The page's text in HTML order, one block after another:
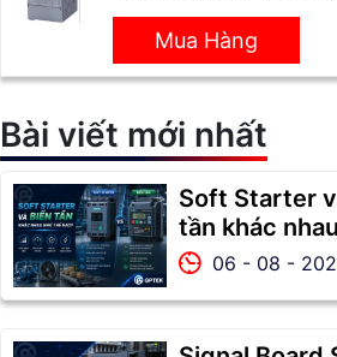
Mua Hàng
Bài viết mới nhất
Soft Starter
tần khác
thế nào? Nên
06 - 08 -